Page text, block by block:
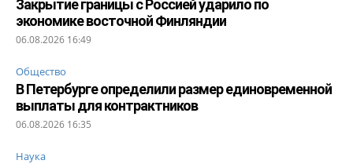
Закрытие границы с Россией ударило по
экономике восточной Финляндии
06.08.2026 16:49
Общество
В Петербурге определили размер единовременной
выплаты для контрактников
06.08.2026 16:35
Наука